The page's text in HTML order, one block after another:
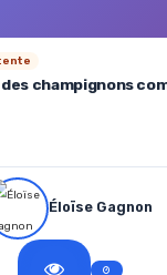
champignons
Éloïse Gagnon